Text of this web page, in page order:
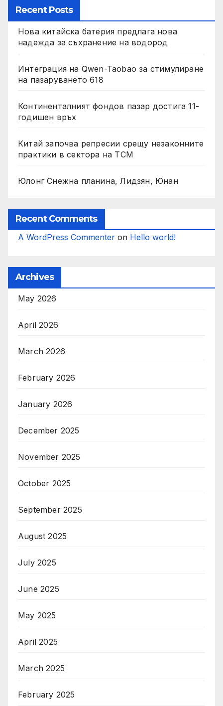
Recent Posts
Нова китайска батерия предлага нова
надежда за съхранение на водород
Интеграция на Qwen-Taobao за стимулиране
на пазаруването 618
Континенталният фондов пазар достига 11-
годишен връх
Китай започва репресии срещу незаконните
практики в сектора на TCM
Юлонг Снежна планина, Лидзян, Юнан
Recent Comments
A WordPress Commenter on Hello world!
Archives
May 2026
April 2026
March 2026
February 2026
January 2026
December 2025
November 2025
October 2025
September 2025
August 2025
July 2025
June 2025
May 2025
April 2025
March 2025
February 2025